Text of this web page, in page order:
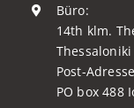
Büro:
14th klm.
Thessaloniki
Post-
PO box 488